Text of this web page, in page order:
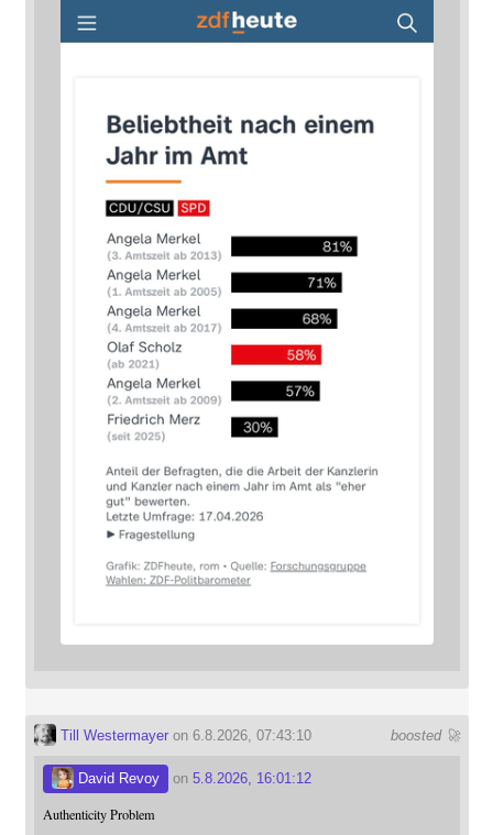
boosted 🚀
Till Westermayeron 6.8.2026, 07:43:10
David Revoy on 5.8.2026, 16:01:12
Authenticity Problem